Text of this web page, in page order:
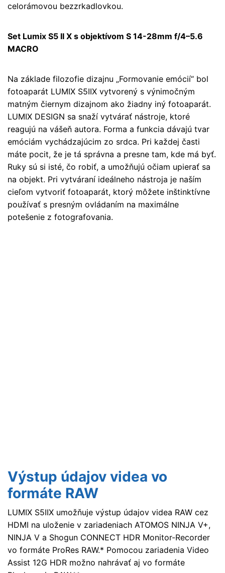
celorámovou bezzrkadlovkou.
Set Lumix S5 II X s objektívom S 14-28mm f/4–5.6
MACRO
Na základe filozofie dizajnu „Formovanie emócií“ bol
fotoaparát LUMIX S5IIX vytvorený s výnimočným
matným čiernym dizajnom ako žiadny iný fotoaparát.
LUMIX DESIGN sa snaží vytvárať nástroje, ktoré
reagujú na vášeň autora. Forma a funkcia dávajú tvar
emóciám vychádzajúcim zo srdca. Pri každej časti
máte pocit, že je tá správna a presne tam, kde má byť.
Ruky sú si isté, čo robiť, a umožňujú očiam upierať sa
na objekt. Pri vytváraní ideálneho nástroja je naším
cieľom vytvoriť fotoaparát, ktorý môžete inštinktívne
používať s presným ovládaním na maximálne
potešenie z fotografovania.
Výstup údajov videa vo
formáte RAW
LUMIX S5IIX umožňuje výstup údajov videa RAW cez
HDMI na uloženie v zariadeniach ATOMOS NINJA V+,
NINJA V a Shogun CONNECT HDR Monitor-Recorder
vo formáte ProRes RAW.* Pomocou zariadenia Video
Assist 12G HDR možno nahrávať aj vo formáte